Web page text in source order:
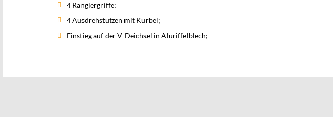
4 Rangiergriffe;
4 Ausdrehstützen mit Kurbel;
Einstieg auf der V-Deichsel in Aluriffelblech;